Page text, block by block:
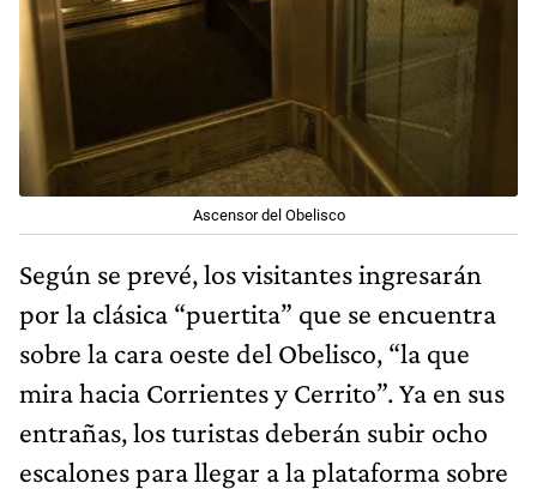
Ascensor del Obelisco
Según se prevé, los visitantes ingresarán
por la clásica “puertita” que se encuentra
sobre la cara oeste del Obelisco, “la que
mira hacia Corrientes y Cerrito”. Ya en sus
entrañas, los turistas deberán subir ocho
escalones para llegar a la plataforma sobre